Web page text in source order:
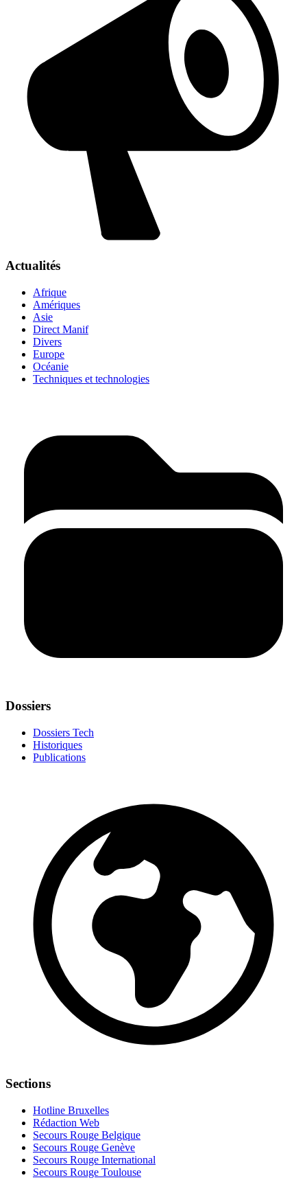
Actualités
Afrique
Amériques
Asie
Direct Manif
Divers
Europe
Océanie
Techniques et technologies
Dossiers
Dossiers Tech
Historiques
Publications
Sections
Hotline Bruxelles
Rédaction Web
Secours Rouge Belgique
Secours Rouge Genève
Secours Rouge International
Secours Rouge Toulouse